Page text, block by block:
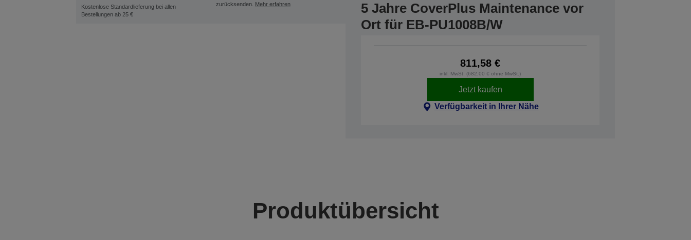
Kostenlose Standardlieferung bei allen
Bestellungen ab 25 €
zurücksenden. Mehr erfahren
5 Jahre CoverPlus Maintenance vor
Ort für EB-PU1008B/W
811,58 €
inkl. MwSt. (682,00 € ohne MwSt.)
Jetzt kaufen
Verfügbarkeit in Ihrer Nähe
Produktübersicht